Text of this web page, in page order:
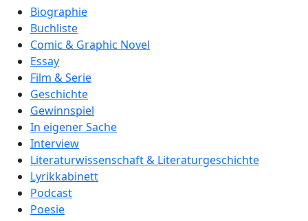
Biographie
Buchliste
Comic & Graphic Novel
Essay
Film & Serie
Geschichte
Gewinnspiel
In eigener Sache
Interview
Literaturwissenschaft & Literaturgeschichte
Lyrikkabinett
Podcast
Poesie